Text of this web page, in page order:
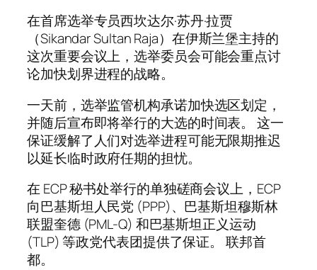
在首席选举专员西坎达尔·苏丹·拉贾
（Sikandar Sultan Raja）在伊斯兰堡主持的
这次重要会议上，选举委员会可能会重点讨
论加快划界进程的战略。
一天前，选举监管机构承诺加快选区划定，
并随后宣布即将举行的大选的时间表。 这一
保证缓解了人们对选举进程可能无限期推迟
以延长临时政府任期的担忧。
在 ECP 秘书处举行的单独磋商会议上，ECP
向巴基斯坦人民党 (PPP)、巴基斯坦穆斯林
联盟奎德 (PML-Q) 和巴基斯坦正义运动
(TLP) 等政党代表团提供了保证。 联邦首
都。